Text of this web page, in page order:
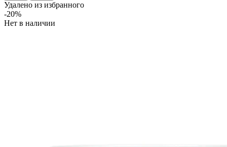
Удалено из избранного
-20%
Нет в наличии